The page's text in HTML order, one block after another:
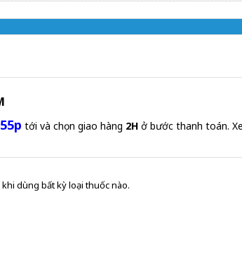
55p tới và chọn giao hàng 2H ở bước thanh toán.
dùng bất kỳ loại thuốc nào.